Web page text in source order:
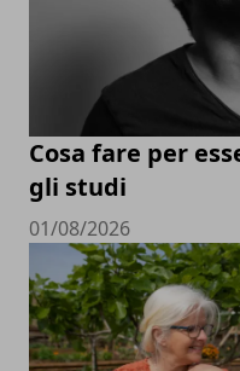
Cosa fare per
gli studi
01/08/2026